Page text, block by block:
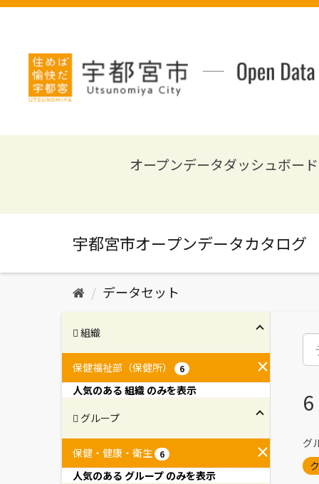
ス
オープンデータダッシュボード
データセット
組織
保健福祉部（保健所） 6
人気のある 組織 のみを表示
グループ
保健・健康・衛生 6
人気のある グループ のみを表示
グ